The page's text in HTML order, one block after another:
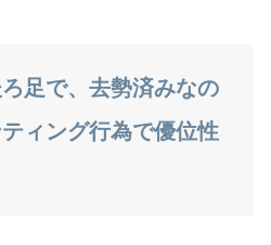
足で、去勢済みなの
ィング行為で優位性